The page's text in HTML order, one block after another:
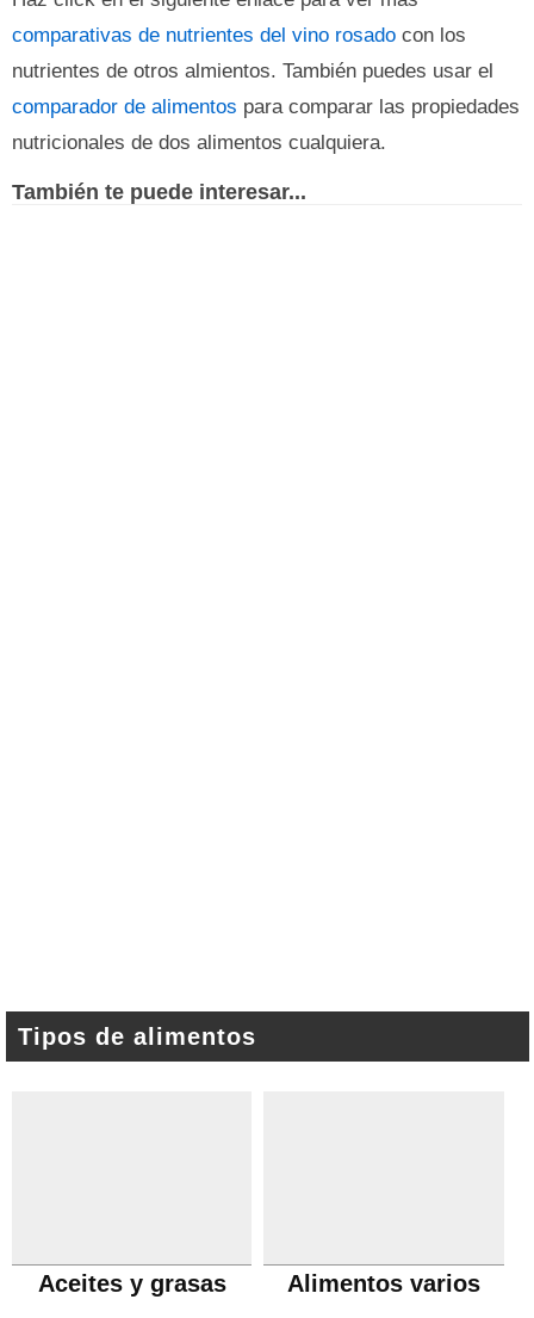
comparativas de nutrientes del vino rosado con los
nutrientes de otros almientos. También puedes usar el
comparador de alimentos para comparar las propiedades
nutricionales de dos alimentos cualquiera.
También te puede interesar...
Tipos de alimentos
Aceites y grasas Alimentos varios